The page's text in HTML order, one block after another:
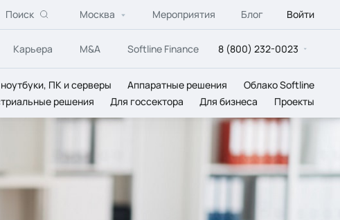
Поиск Москва Мероприятия Блог Войти
Карьера M&A Softline Finance 8 (800) 232-0023
ПК и серверы Аппаратные решения
Облако Softline
решения Для госсектора Для бизнеса Проекты